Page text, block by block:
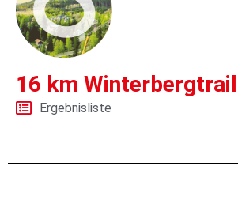
16 km Winterbergtrail
Ergebnisliste